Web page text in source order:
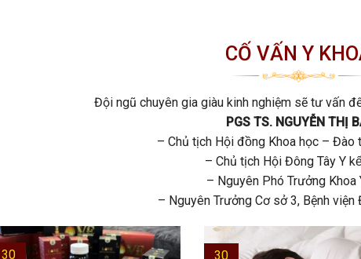
CỐ VẤN Y
Đội ngũ chuyên gia giàu kinh nghiệm sẽ tư vấn
PGS TS. NGUYỄN THỊ
– Chủ tịch Hội đồng Khoa học – Đào
– Chủ tịch Hội Đông Tây Y
– Nguyên Phó Trưởng Khoa
– Nguyên Trưởng Cơ sở 3, Bệnh viện
30 30